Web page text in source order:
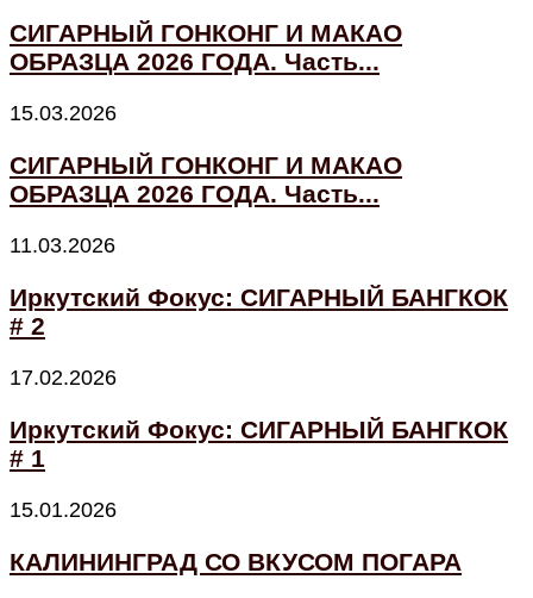
СИГАРНЫЙ ГОНКОНГ И МАКАО
ОБРАЗЦА 2026 ГОДА. Часть...
15.03.2026
СИГАРНЫЙ ГОНКОНГ И МАКАО
ОБРАЗЦА 2026 ГОДА. Часть...
11.03.2026
Иркутский Фокус: СИГАРНЫЙ БАНГКОК
# 2
17.02.2026
Иркутский Фокус: СИГАРНЫЙ БАНГКОК
# 1
15.01.2026
КАЛИНИНГРАД СО ВКУСОМ ПОГАРА